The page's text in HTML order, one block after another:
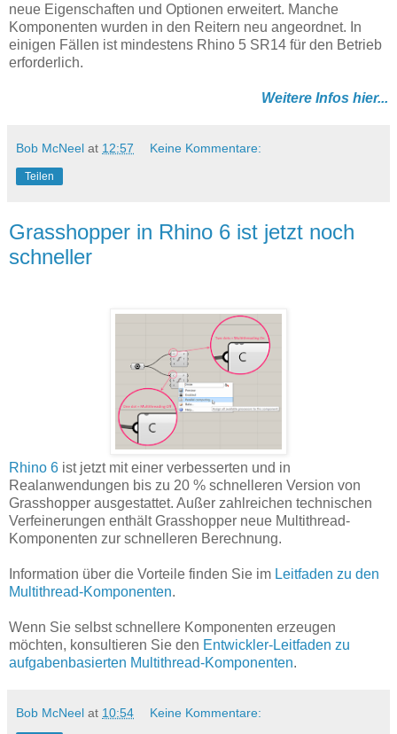
neue Eigenschaften und Optionen erweitert. Manche
Komponenten wurden in den Reitern neu angeordnet. In
einigen Fällen ist mindestens Rhino 5 SR14 für den Betrieb
erforderlich.
Weitere Infos hier...
Bob McNeel at 12:57 Keine Kommentare:
Teilen
Grasshopper in Rhino 6 ist jetzt noch
schneller
Rhino 6 ist jetzt mit einer verbesserten und in
Realanwendungen bis zu 20 % schnelleren Version von
Grasshopper ausgestattet. Außer zahlreichen technischen
Verfeinerungen enthält Grasshopper neue Multithread-
Komponenten zur schnelleren Berechnung.
Information über die Vorteile finden Sie im Leitfaden zu den
Multithread-Komponenten.
Wenn Sie selbst schnellere Komponenten erzeugen
möchten, konsultieren Sie den Entwickler-Leitfaden zu
aufgabenbasierten Multithread-Komponenten.
Bob McNeel at 10:54 Keine Kommentare: